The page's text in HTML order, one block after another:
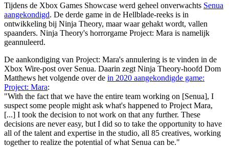
Tijdens de Xbox Games Showcase werd geheel onverwachts Senua
aangekondigd. De derde game in de Hellblade-reeks is in
ontwikkeling bij Ninja Theory, maar waar gehakt wordt, vallen
spaanders. Ninja Theory's horrorgame Project: Mara is namelijk
geannuleerd.
De aankondiging van Project: Mara's annulering is te vinden in de
Xbox Wire-post over Senua. Daarin zegt Ninja Theory-hoofd Dom
Matthews het volgende over de in 2020 aangekondigde game:
Project: Mara:
"With the fact that we have the entire team working on [Senua], I
suspect some people might ask what's happened to Project Mara,
[...] I took the decision to not work on that any further. These
decisions are never easy, but I did so to take the opportunity to have
all of the talent and expertise in the studio, all 85 creatives, working
together to realize the potential of what Senua can be."